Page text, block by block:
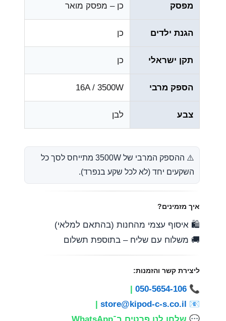
מפסק כן – מפסק מואר
הגנת ילדים כן
תקן ישראלי כן
הספק מרבי 16A / 3500W
צבע לבן
⚠️ ההספק המרבי של ‎3500W‎ מתייחס לסך כל
השקעים יחד (לא לכל שקע בנפרד).
איך מזמינים?
🛍️ איסוף עצמי מהחנות (בהתאם למלאי)
🚚 משלוח עם שליח – בתוספת תשלום
ליצירת קשר והזמנות:
📞
050-5654-106
|
📧
store@kipod-c-s.co.il
|